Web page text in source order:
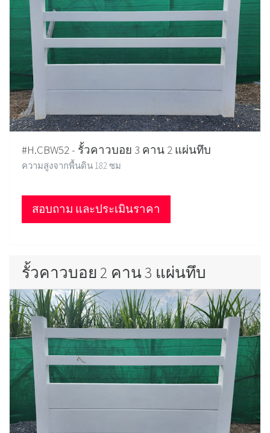
#H.CBW52 - รั้วคาวบอย 3 คาน 2 แผ่นทึบ
ความสูงจากพื้นดิน 182 ซม
สอบถาม และประเมินราคา
รั้วคาวบอย 2 คาน 3 แผ่นทึบ